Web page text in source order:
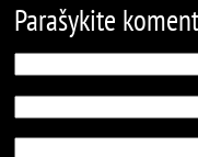
Parašykite